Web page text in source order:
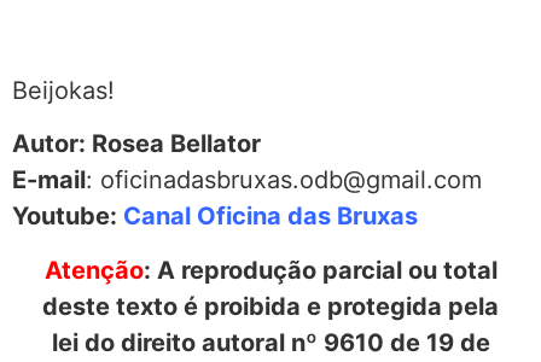
Beijokas!
Autor: Rosea Bellator
E-mail: oficinadasbruxas.odb@gmail.com
Youtube: Canal Oficina das Bruxas
Atenção: A reprodução parcial ou total
deste texto é proibida e protegida pela
lei do direito autoral nº 9610 de 19 de